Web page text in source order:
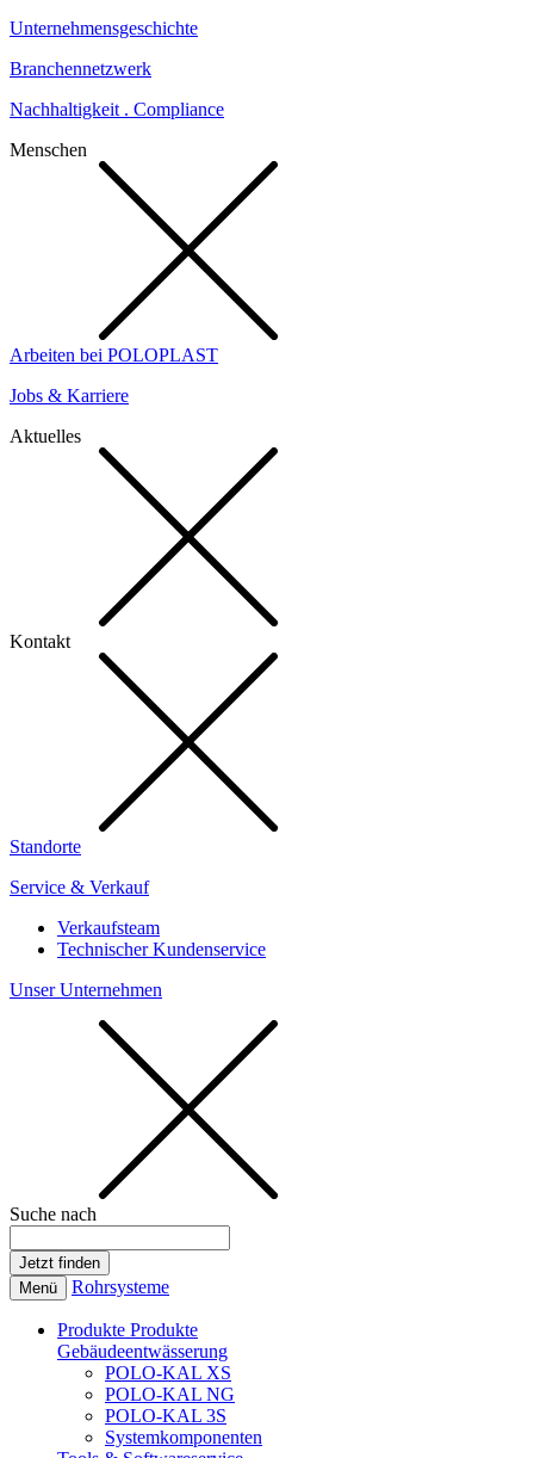
Unternehmensgeschichte
Branchennetzwerk
Nachhaltigkeit . Compliance
Menschen
Arbeiten bei POLOPLAST
Jobs & Karriere
Aktuelles
Kontakt
Standorte
Service & Verkauf
Verkaufsteam
Technischer Kundenservice
Unser Unternehmen
Suche nach
Menü Rohrsysteme
Produkte Produkte
Gebäudeentwässerung
POLO-KAL XS
POLO-KAL NG
POLO-KAL 3S
Systemkomponenten